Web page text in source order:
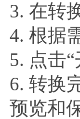
3. 在转
4. 根据
5. 点击
6. 转换
预览和